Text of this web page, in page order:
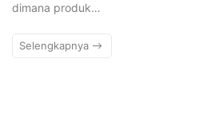
dimana produk…
Selengkapnya